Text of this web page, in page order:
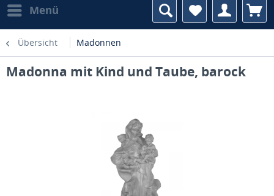
Menü
Übersicht Madonnen
Madonna mit Kind und Taube, barock